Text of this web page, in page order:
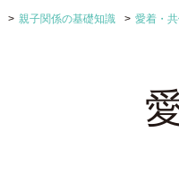
> 親子関係の基礎知識 > 愛着・